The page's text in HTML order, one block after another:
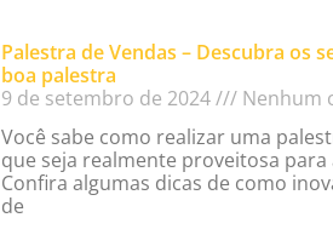
Palestra de Vendas – Descubra os
boa palestra
9 de setembro de 2024
Nenhum
Você sabe como realizar uma
que seja realmente proveitosa para
Confira algumas dicas de como
de